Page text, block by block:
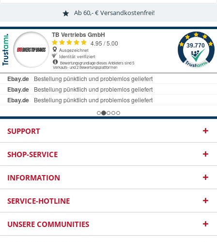
Ab 60,- € Versandkostenfrei!
SUPPORT
SHOP-SERVICE
INFORMATION
SERVICE-HOTLINE
UNSERE COMMUNITIES